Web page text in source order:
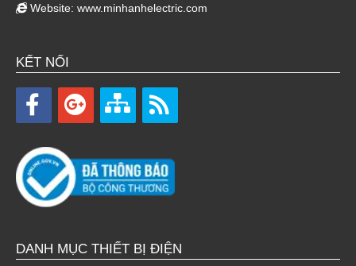
Website: www.minhanhelectric.com
KẾT NỐI
DANH MỤC THIẾT BỊ ĐIỆN